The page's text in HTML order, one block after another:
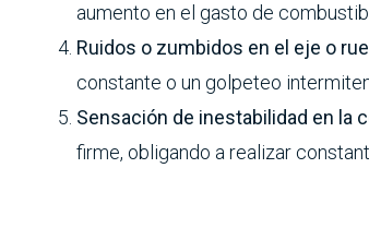
aumento en el gasto de
Ruidos o zumbidos en el eje o
constante o un golpeteo
Sensación de inestabilidad en la
firme, obligando a realizar